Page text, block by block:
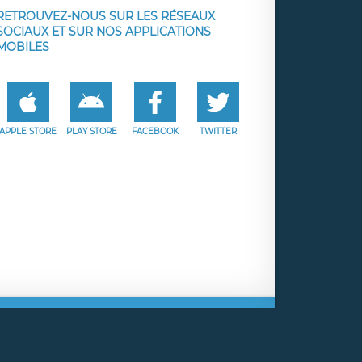
NOUS SUR LES RÉSEAUX
ET SUR NOS APPLICATIONS
APPLE STORE PLAY STORE FACEBOOK TWITTER